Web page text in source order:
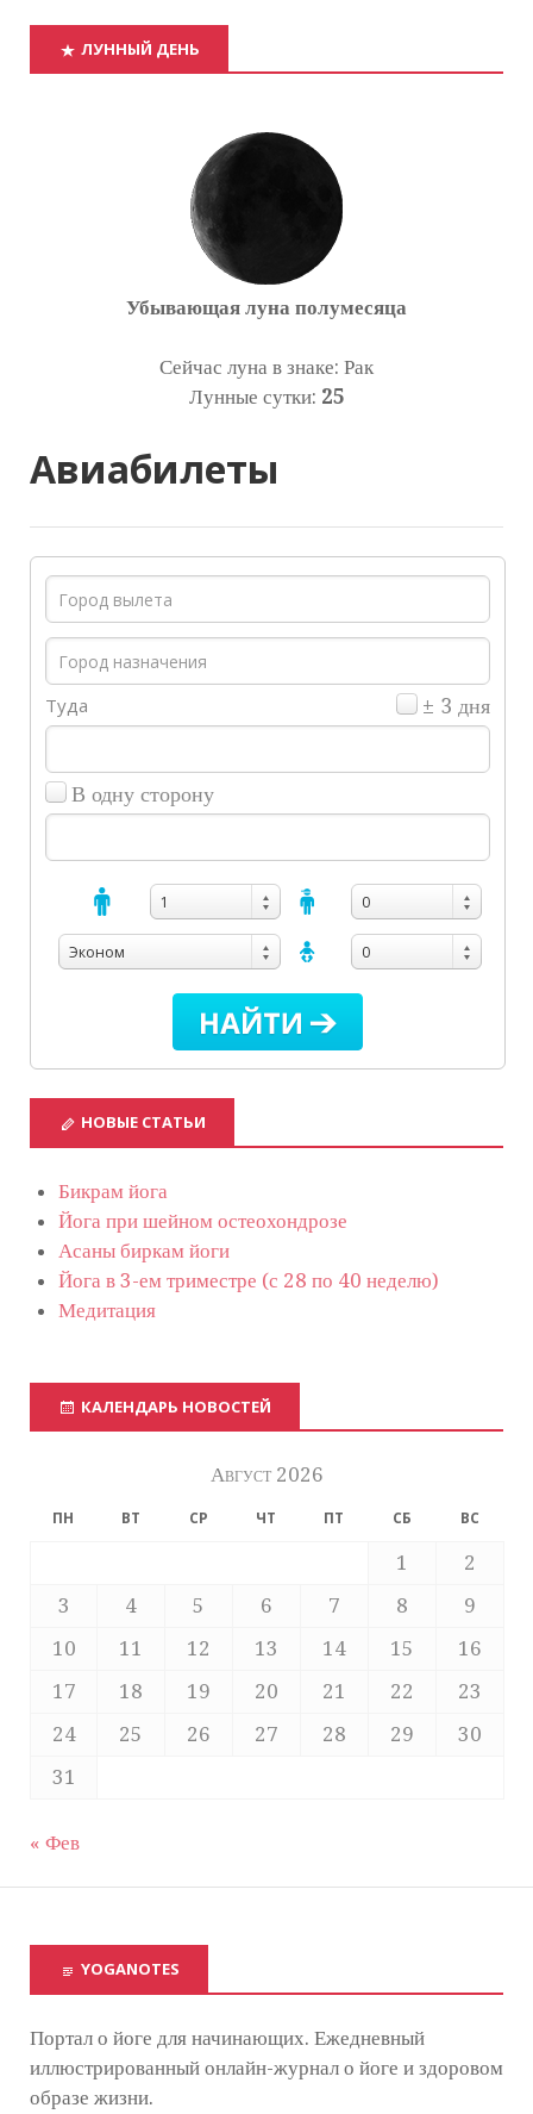
ЛУННЫЙ ДЕНЬ
Убывающая луна полумесяца
Сейчас луна в знаке: Рак
Лунные сутки: 25
Авиабилеты
Туда ± 3 дня
В одну сторону
1 0
Эконом 0
НОВЫЕ СТАТЬИ
Бикрам йога
Йога при шейном остеохондрозе
Асаны биркам йоги
Йога в 3-ем триместре (с 28 по 40 неделю)
Медитация
КАЛЕНДАРЬ НОВОСТЕЙ
Август 2026
ПН ВТ СР ЧТ ПТ СБ ВС
1
2
3
4 5 6 7 8
9
10
11 12 13 14 15
16
17
18 19 20 21 22
23
24
25 26 27 28 29
30
31
« Фев
YOGANOTES
Портал о йоге для начинающих. Ежедневный
иллюстрированный онлайн-журнал о йоге и здоровом
образе жизни.